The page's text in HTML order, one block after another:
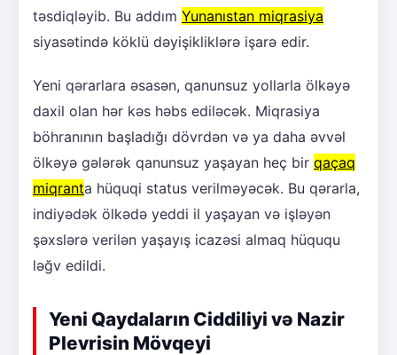
təsdiqləyib. Bu addım Yunanıstan miqrasiya
siyasətində köklü dəyişikliklərə işarə edir.
Yeni qərarlara əsasən, qanunsuz yollarla ölkəyə
daxil olan hər kəs həbs ediləcək. Miqrasiya
böhranının başladığı dövrdən və ya daha əvvəl
ölkəyə gələrək qanunsuz yaşayan heç bir qaçaq
miqranta hüquqi status verilməyəcək. Bu qərarla,
indiyədək ölkədə yeddi il yaşayan və işləyən
şəxslərə verilən yaşayış icazəsi almaq hüququ
ləğv edildi.
Yeni Qaydaların Ciddiliyi və Nazir
Plevrisin Mövqeyi